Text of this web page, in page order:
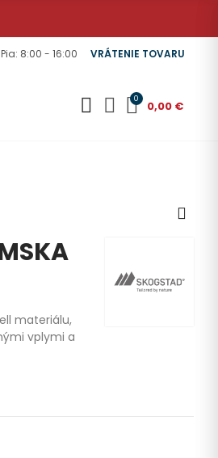
8:00 - 16:00 VRÁTENIE TOVARU
0 0,00 €
materiálu,
vplymi a